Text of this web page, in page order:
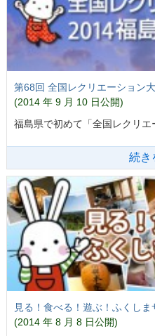
第68回 全国レクリエーション
(2014 年 9 月 10 日公開)
福島県で初めて「全国レクリエ
続き
見る！食べる！遊ぶ！ふくしま
(2014 年 8 月 8 日公開)